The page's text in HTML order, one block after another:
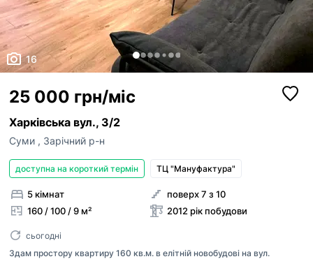
16
25 000 грн/міс
Харківська вул., 3/2
Суми , Зарічний р-н
доступна на короткий термін ТЦ "Мануфактура"
5 кімнат
160 / 100 / 9 м²
поверх 7 з 10
2012 рік побудови
сьогодні
Здам простору квартиру 160 кв.м. в елітній новобудові на вул.